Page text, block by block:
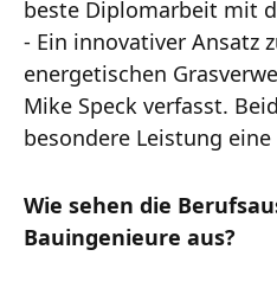
beste Diplomarbeit mit
- Ein innovativer Ansatz
energetischen
Mike Speck verfasst.
besondere Leistung
Wie sehen die
Bauingenieure aus?